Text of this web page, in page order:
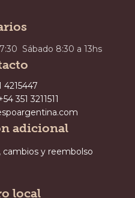
Sábado 8:30 a 13hs
4215447
351 3211511
adicional
cambios y reembolso
local